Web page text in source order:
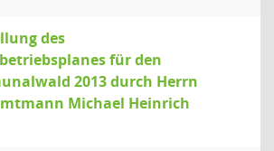
des
für den
2013 durch Herrn
Michael Heinrich